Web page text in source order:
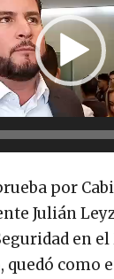
por
Julián
en el
como